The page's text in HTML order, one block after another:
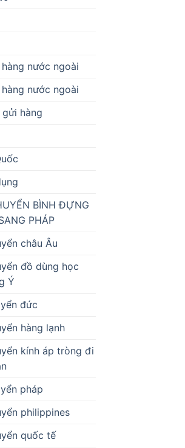
nước ngoài
nước ngoài
hàng
BÌNH ĐỰNG
PHÁP
châu Âu
đồ dùng học
Ý
đức
hàng lạnh
kính áp tròng đi
pháp
philippines
quốc tế